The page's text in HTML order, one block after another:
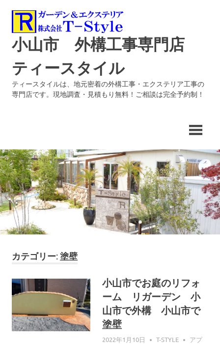
小山市 外構工事専門店
ティースタイル
ティースタイルは、地元密着の外構工事・エクステリア工事の
専門店です。現地調査・見積もり無料！ご相談は完全予約制！
カテゴリー: 塗壁
小山市でお庭のリフォ
ーム リガーデン 小
山市で外構 小山市で
塗壁
2022年1月10日 T-STYLE
アプ